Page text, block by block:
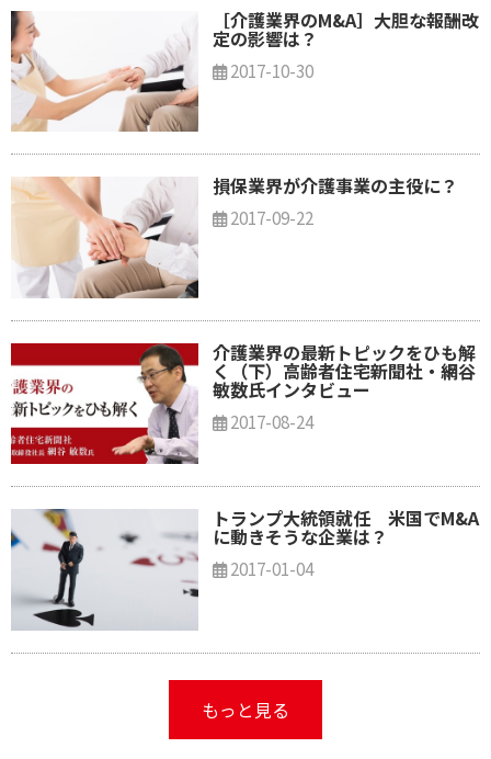
［介護業界のM&A］大胆な報酬改
定の影響は？
2017-10-30
損保業界が介護事業の主役に？
2017-09-22
介護業界の最新トピックをひも解
く（下）高齢者住宅新聞社・網谷
敏数氏インタビュー
2017-08-24
トランプ大統領就任 米国でM&A
に動きそうな企業は？
2017-01-04
もっと見る